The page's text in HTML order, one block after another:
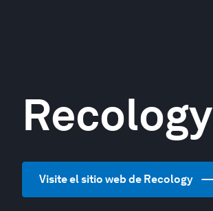
Recology
Visite el sitio web de Recology